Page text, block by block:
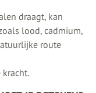
draagt, kan
lood, cadmium,
route
kracht.